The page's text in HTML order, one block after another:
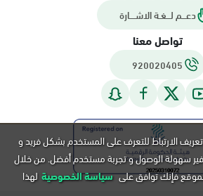
دعـــم لـــغـة الاشــــارة
تواصل معنا
920020405
الارتباط للتعرف على المستخدم بشكل فريد و
سهولة الوصول و تجربة مستخدم أفضل. من خلال
فإنك توافق على سياسة الخصوصية لهذا